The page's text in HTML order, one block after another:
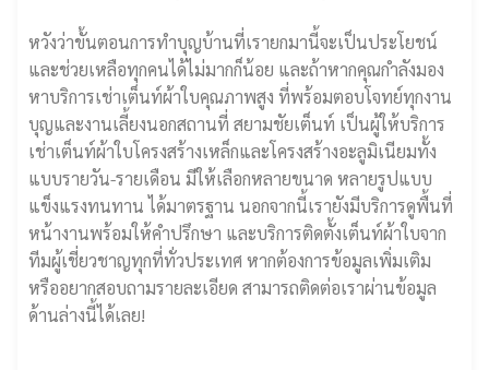
หวังว่าขั้นตอนการทำบุญบ้านที่เรายกมานี้จะเป็นประโยชน์
และช่วยเหลือทุกคนได้ไม่มากก็น้อย และถ้าหากคุณกำลังมอง
หาบริการเช่าเต็นท์ผ้าใบคุณภาพสูง ที่พร้อมตอบโจทย์ทุกงาน
บุญและงานเลี้ยงนอกสถานที่ สยามชัยเต็นท์ เป็นผู้ให้บริการ
เช่าเต็นท์ผ้าใบโครงสร้างเหล็กและโครงสร้างอะลูมิเนียมทั้ง
แบบรายวัน-รายเดือน มีให้เลือกหลายขนาด หลายรูปแบบ
แข็งแรงทนทาน ได้มาตรฐาน นอกจากนี้เรายังมีบริการดูพื้นที่
หน้างานพร้อมให้คำปรึกษา และบริการติดตั้งเต็นท์ผ้าใบจาก
ทีมผู้เชี่ยวชาญทุกที่ทั่วประเทศ หากต้องการข้อมูลเพิ่มเติม
หรืออยากสอบถามรายละเอียด สามารถติดต่อเราผ่านข้อมูล
ด้านล่างนี้ได้เลย!